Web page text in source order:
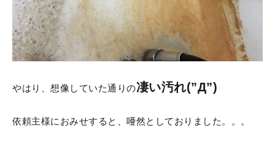
やはり、想像していた通りの凄い汚れ(”Д”)
依頼主様におみせすると、唖然としておりました。。。